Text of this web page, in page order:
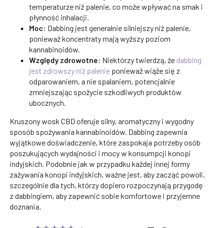
temperaturze niż palenie, co może wpływać na smak i
płynność inhalacji.
Moc: Dabbing jest generalnie silniejszy niż palenie,
ponieważ koncentraty mają wyższy poziom
kannabinoidów.
Względy zdrowotne: Niektórzy twierdzą, że dabbing
jest zdrowszy niż palenie ponieważ wiąże się z
odparowaniem, a nie spalaniem, potencjalnie
zmniejszając spożycie szkodliwych produktów
ubocznych.
Kruszony wosk CBD oferuje silny, aromatyczny i wygodny
sposób spożywania kannabinoidów. Dabbing zapewnia
wyjątkowe doświadczenie, które zaspokaja potrzeby osób
poszukujących wydajności i mocy w konsumpcji konopi
indyjskich. Podobnie jak w przypadku każdej innej formy
zażywania konopi indyjskich, ważne jest, aby zacząć powoli,
szczególnie dla tych, którzy dopiero rozpoczynają przygodę
z dabbingiem, aby zapewnić sobie komfortowe i przyjemne
doznania.